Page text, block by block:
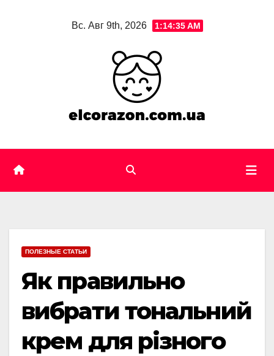
Вс. Авг 9th, 2026 1:14:36 AM
ПОЛЕЗНЫЕ СТАТЬИ
Як правильно
вибрати тональний
крем для різного